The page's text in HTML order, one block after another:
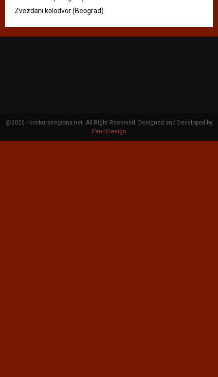
Zvezdani kolodvor (Beograd)
@2026 - konkursiregiona.net. All Right Reserved. Designed and Developed by
PenciDesign